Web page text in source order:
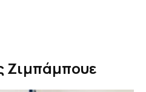
Ζιμπάμπουε